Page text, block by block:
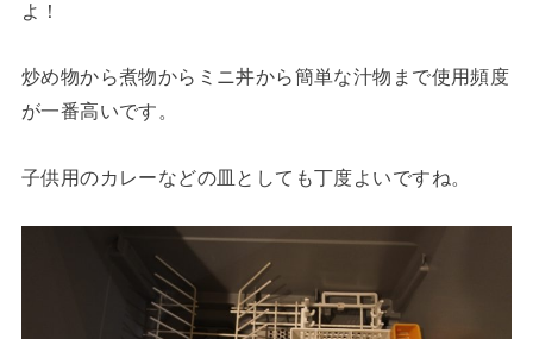
よ！
炒め物から煮物からミニ丼から簡単な汁物まで使用頻度
が一番高いです。
子供用のカレーなどの皿としても丁度よいですね。